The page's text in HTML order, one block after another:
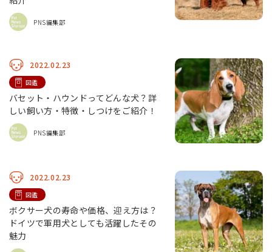
PNS編集部
2022.02.23
図鑑
バセット・ハウンドってどんな犬？詳
しい飼い方・特徴・しつけをご紹介！
PNS編集部
2022.02.23
図鑑
ボクサー犬の寿命や価格、迎え方は？
ドイツで軍用犬としても活躍したその
魅力